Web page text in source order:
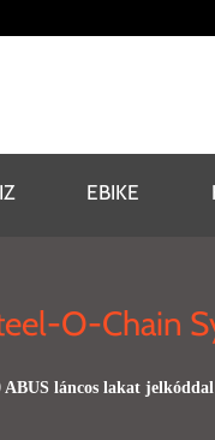
EBIKE
O-Chain
ABUS láncos lakat